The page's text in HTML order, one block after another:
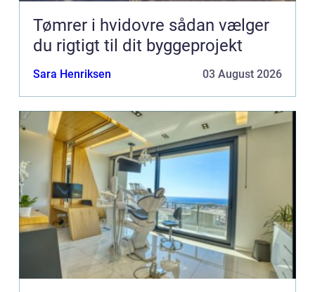
Tømrer i hvidovre sådan vælger
du rigtigt til dit byggeprojekt
Sara Henriksen 03 August 2026